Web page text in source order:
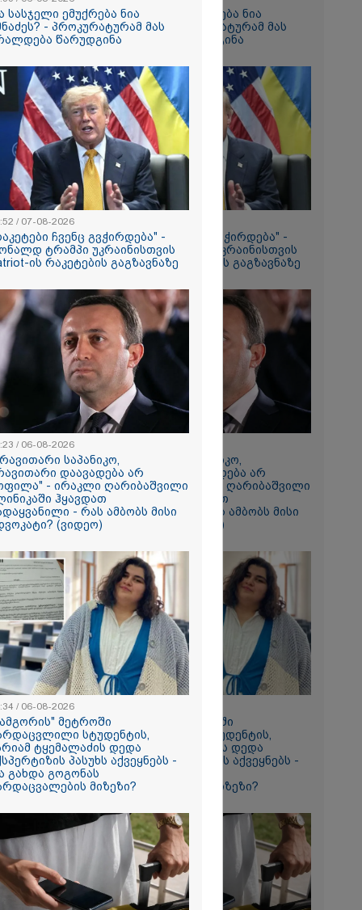
და
თვე
ის
-
პასუხობს
ღრმად
რუსეთის
- აშშ-ის
“ტარაიას
წლის
ძებნა
1573.70
რა სასჯელი ემუქრება ნია
იმნაძეს? - პროკურატურამ მას
ბრალდება წარუდგინა
"რაკეტები ჩვენც გვჭირდება" -
დონალდ ტრამპი უკრაინისთვის
Patriot-ის რაკეტების გაგზავნაზე
"არავითარი საპანიკო,
არავითარი დაავადება არ
ყოფილა" - ირაკლი ღარიბაშვილი
კლინიკაში ჰყავდათ
გადაყვანილი - რას ამბობს მისი
ადვოკატი? (ვიდეო)
"სამგორის" მეტროში
გარდაცვლილი სტუდენტის,
მარიამ ტყემალაძის დედა
ექსპერტიზის პასუხს აქვეყნებს -
გარდაცვალების მიზეზი?
სასჯელი ემუქრება ნია
- პროკურატურამ მას
წარუდგინა
/ 07-08-2026
ჩვენც გვჭირდება" -
ტრამპი უკრაინისთვის
ის რაკეტების გაგზავნაზე
/ 06-08-2026
საპანიკო,
დაავადება არ
- ირაკლი ღარიბაშვილი
ჰყავდათ
- რას ამბობს მისი
(ვიდეო)
/ 06-08-2026
მეტროში
სტუდენტის,
ტყემალაძის დედა
პასუხს აქვეყნებს -
გახდა გოგონას
მიზეზი?